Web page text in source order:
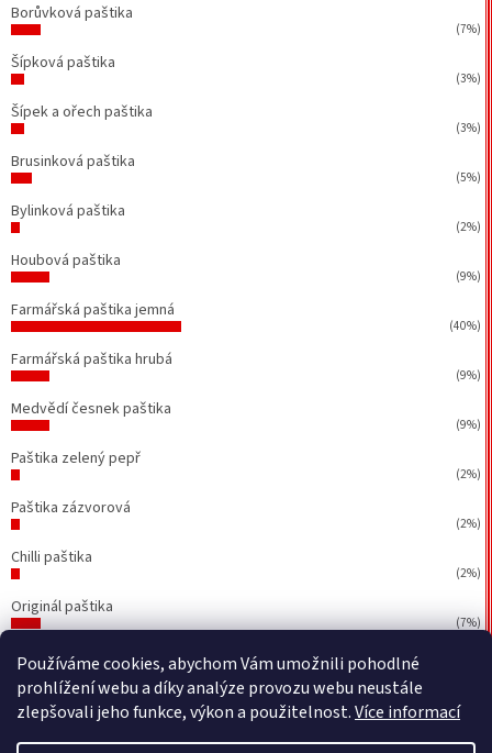
Používáme cookies, abychom Vám umožnili pohodlné
prohlížení webu a díky analýze provozu webu neustále
zlepšovali jeho funkce, výkon a použitelnost.Více informací
Borůvková paštika
(7%)
Šípková paštika
(3%)
Šípek a ořech paštika
(3%)
Brusinková paštika
(5%)
Bylinková paštika
(2%)
Houbová paštika
(9%)
Farmářská paštika jemná
(40%)
Farmářská paštika hrubá
(9%)
Medvědí česnek paštika
(9%)
Paštika zelený pepř
(2%)
Paštika zázvorová
(2%)
Chilli paštika
(2%)
Originál paštika
(7%)
Počet hlasů:43